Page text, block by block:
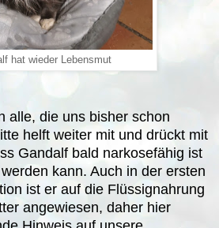
hat wieder Lebensmut
alle, die uns bisher schon
helft weiter mit und drückt mit
Gandalf bald narkosefähig ist
kann. Auch in der ersten
ist er auf die Flüssignahrung
angewiesen, daher hier